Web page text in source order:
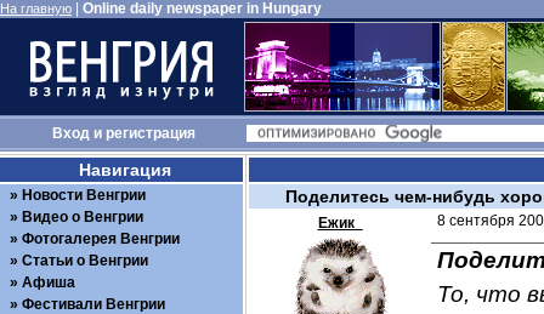
На главную Online daily newspaper in Hungary
Входи регистрация
Поделитесь чем-нибудь
Ежик_ 8 сентября
То, что
Навигация
Новости Венгрии
Видео о Венгрии
Фотогалерея Венгрии
Статьи о Венгрии
Афиша
Фестивали Венгрии